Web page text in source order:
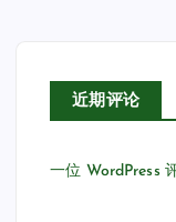
近期评论
一位 WordPress